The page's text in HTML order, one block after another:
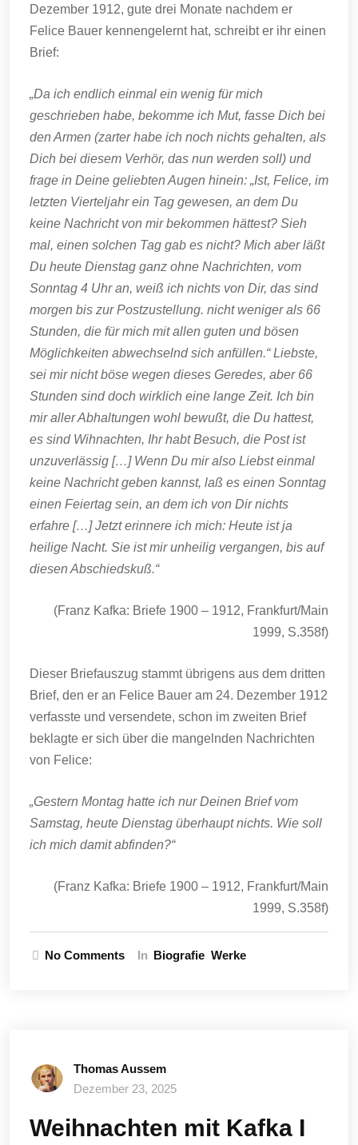
Dezember 1912, gute drei Monate nachdem er
Felice Bauer kennengelernt hat, schreibt er ihr einen
Brief:
„Da ich endlich einmal ein wenig für mich
geschrieben habe, bekomme ich Mut, fasse Dich bei
den Armen (zarter habe ich noch nichts gehalten, als
Dich bei diesem Verhör, das nun werden soll) und
frage in Deine geliebten Augen hinein: „Ist, Felice, im
letzten Vierteljahr ein Tag gewesen, an dem Du
keine Nachricht von mir bekommen hättest? Sieh
mal, einen solchen Tag gab es nicht? Mich aber läßt
Du heute Dienstag ganz ohne Nachrichten, vom
Sonntag 4 Uhr an, weiß ich nichts von Dir, das sind
morgen bis zur Postzustellung. nicht weniger als 66
Stunden, die für mich mit allen guten und bösen
Möglichkeiten abwechselnd sich anfüllen.“ Liebste,
sei mir nicht böse wegen dieses Geredes, aber 66
Stunden sind doch wirklich eine lange Zeit. Ich bin
mir aller Abhaltungen wohl bewußt, die Du hattest,
es sind Wihnachten, Ihr habt Besuch, die Post ist
unzuverlässig […] Wenn Du mir also Liebst einmal
keine Nachricht geben kannst, laß es einen Sonntag
einen Feiertag sein, an dem ich von Dir nichts
erfahre […] Jetzt erinnere ich mich: Heute ist ja
heilige Nacht. Sie ist mir unheilig vergangen, bis auf
diesen Abschiedskuß.“
(Franz Kafka: Briefe 1900 – 1912, Frankfurt/Main
1999, S.358f)
Dieser Briefauszug stammt übrigens aus dem dritten
Brief, den er an Felice Bauer am 24. Dezember 1912
verfasste und versendete, schon im zweiten Brief
beklagte er sich über die mangelnden Nachrichten
von Felice:
„Gestern Montag hatte ich nur Deinen Brief vom
Samstag, heute Dienstag überhaupt nichts. Wie soll
ich mich damit abfinden?“
(Franz Kafka: Briefe 1900 – 1912, Frankfurt/Main
1999, S.358f)
No Comments In Biografie Werke
Thomas Aussem
Dezember 23, 2025
Weihnachten mit Kafka I